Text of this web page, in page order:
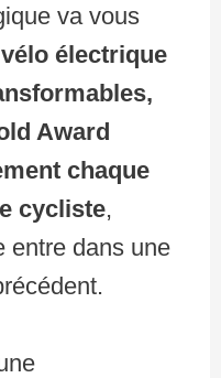
va vous
électrique
Award
chaque
cycliste,
entre dans une